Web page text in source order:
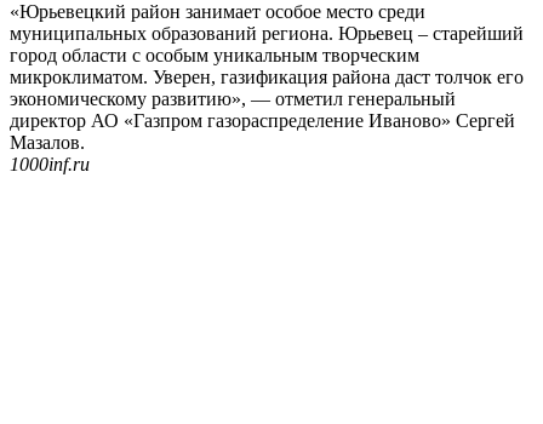
«Юрьевецкий район занимает особое место среди
муниципальных образований региона. Юрьевец – старейший
город области с особым уникальным творческим
микроклиматом. Уверен, газификация района даст толчок его
экономическому развитию», — отметил генеральный
директор АО «Газпром газораспределение Иваново» Сергей
Мазалов.
1000inf.ru